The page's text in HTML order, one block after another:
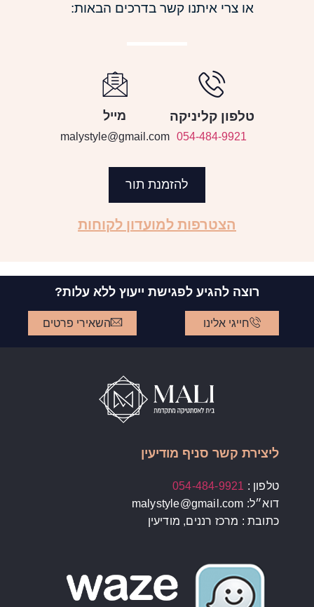
או צרי איתנו קשר בדרכים הבאות:
טלפון קליניקה
054-484-9921
מייל
malystyle@gmail.com
להזמנת תור
הצטרפות למועדון לקוחות
רוצה להגיע לפגישת ייעוץ ללא עלות?
חייגי אלינו השאירי פרטים
ליצירת קשר סניף מודיעין
טלפון : 054-484-9921
דוא״ל: malystyle@gmail.com
כתובת : מרכז רננים, מודיעין